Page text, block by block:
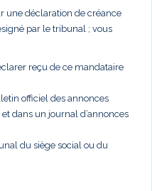
une déclaration de créance
par le tribunal ; vous
reçu de ce mandataire
officiel des annonces
dans un journal d’annonces
du siège social ou du